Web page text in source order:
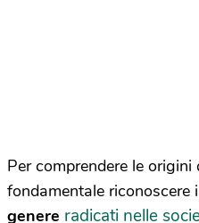
Per comprendere le origini
fondamentale riconoscere i
genere radicati nelle